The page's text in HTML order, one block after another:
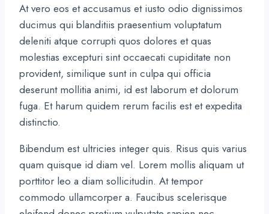
At vero eos et accusamus et iusto odio dignissimos
ducimus qui blanditiis praesentium voluptatum
deleniti atque corrupti quos dolores et quas
molestias excepturi sint occaecati cupiditate non
provident, similique sunt in culpa qui officia
deserunt mollitia animi, id est laborum et dolorum
fuga. Et harum quidem rerum facilis est et expedita
distinctio.
Bibendum est ultricies integer quis. Risus quis varius
quam quisque id diam vel. Lorem mollis aliquam ut
porttitor leo a diam sollicitudin. At tempor
commodo ullamcorper a. Faucibus scelerisque